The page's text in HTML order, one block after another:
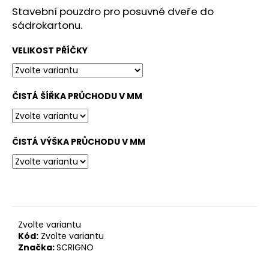
Stavební pouzdro pro posuvné dveře do
sádrokartonu.
VELIKOST PŘÍČKY
ČISTÁ ŠÍŘKA PRŮCHODU V MM
ČISTÁ VÝŠKA PRŮCHODU V MM
Zvolte variantu
Kód: Zvolte variantu
Značka:SCRIGNO
p
o
r
u
č
u
j
e
m
e